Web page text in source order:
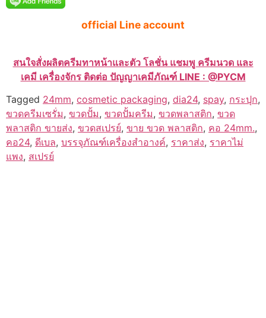
official Line account
สนใจสั่งผลิตครีมทาหน้าและตัว โลชั่น แชมพู ครีมนวด และ
เคมี เครื่องจักร ติดต่อ ปัญญาเคมีภัณฑ์ LINE : @PYCM
Tagged 24mm, cosmetic packaging, dia24, spay, กระปุก,
ขวดครีมเซรั่ม, ขวดปั้ม, ขวดปั้มครีม, ขวดพลาสติก, ขวด
พลาสติก ขายส่ง, ขวดสเปรย์, ขาย ขวด พลาสติก, คอ 24mm.,
คอ24, ดีเบล, บรรจุภัณฑ์เครื่องสำอางค์, ราคาส่ง, ราคาไม่
แพง, สเปรย์